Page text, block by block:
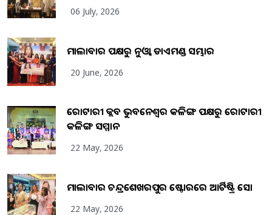
06 July, 2026
ମାଲାବାର ପକ୍ଷରୁ ନୁଓ୍ବା ଡାଏମଣ୍ଡ ସମ୍ଭାର
20 June, 2026
ରୋଟାରୀ କ୍ଲବ ଭୁବନେଶ୍ୱର କଳିଙ୍ଗ ପକ୍ଷରୁ ରୋଟାରୀ
କଳିଙ୍ଗ ସମ୍ମାନ
22 May, 2026
ମାଲାବାର ଚନ୍ଦ୍ରଶେଖରପୁର ଷ୍ଟୋରରେ ଆର୍ଟିଷ୍ଟ୍ରି ସୋ
22 May, 2026